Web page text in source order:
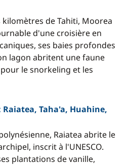
de Tahiti, Moorea
d'une croisière en
ses baies profondes
lagon abritent une faune
le snorkeling et les
Raiatea, Taha'a, Huahine,
Raiatea abrite le
inscrit à l'UNESCO.
plantations de vanille,